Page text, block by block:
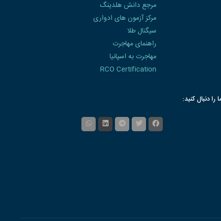
مرجع دانش هلدینگ
مرکز آزمون های ادواری
سیگنال طلا
راهنمای مهاجرت
مهاجرت به اسپانیا
RCO Certification
را دنبال کنید: